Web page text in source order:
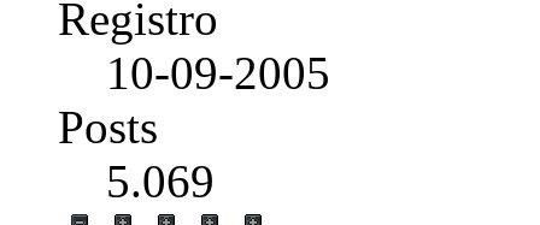
Registro
10-09-2005
Posts
5.069